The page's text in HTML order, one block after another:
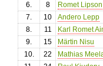
6.
8
Romet Lipson
7.
10
Andero Lepp
8.
11
Karl Romet
9.
15
Märtin Nisu
10.
22
Mathias